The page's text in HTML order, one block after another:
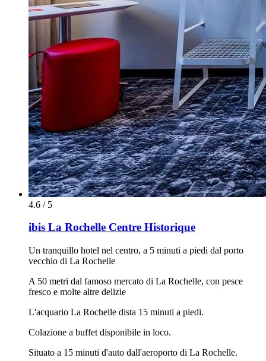
4.6 / 5
ibis La Rochelle Centre Historique
Un tranquillo hotel nel centro, a 5 minuti a piedi dal porto
vecchio di La Rochelle
A 50 metri dal famoso mercato di La Rochelle, con pesce
fresco e molte altre delizie
L'acquario La Rochelle dista 15 minuti a piedi.
Colazione a buffet disponibile in loco.
Situato a 15 minuti d'auto dall'aeroporto di La Rochelle.